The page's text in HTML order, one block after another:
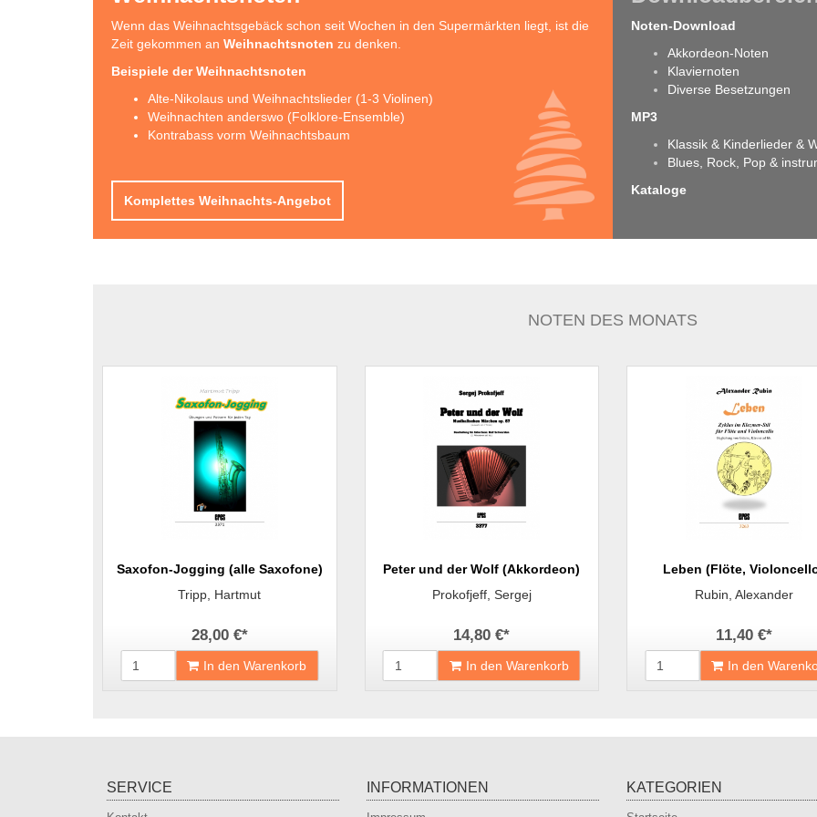
Wenn das Weihnachtsgebäck schon seit Wochen in den Supermärkten liegt, ist die
Zeit gekommen an Weihnachtsnoten zu denken.
Beispiele der Weihnachtsnoten
Alte-Nikolaus und Weihnachtslieder (1-3 Violinen)
Weihnachten anderswo (Folklore-Ensemble)
Kontrabass vorm Weihnachtsbaum
Komplettes Weihnachts-Angebot
Noten-Download
Akkordeon-Noten
Klaviernoten
Diverse Besetzungen
MP3
Klassik & Kinderlieder &
Blues, Rock, Pop &
Kataloge
NOTEN DES MONATS
Saxofon-Jogging (alle Saxofone)
Tripp, Hartmut
28,00 €*
In den Warenkorb
Peter und der Wolf (Akkordeon)
Prokofjeff, Sergej
14,80 €*
In den Warenkorb
Leben (Flöte,
Rubin, Alexander
11,40 €*
In den
SERVICE INFORMATIONEN KATEGORIEN